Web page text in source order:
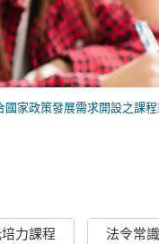
國家政策發展需求開設之課
力課程 法令常